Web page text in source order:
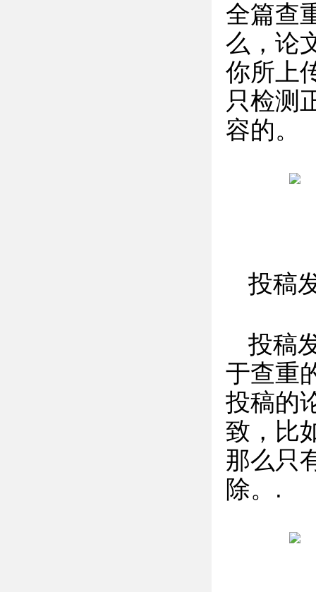
全篇查
么，论
你所上
只检测
容的。
投稿
投稿
于查重
投稿的
致，比
那么只
除。.